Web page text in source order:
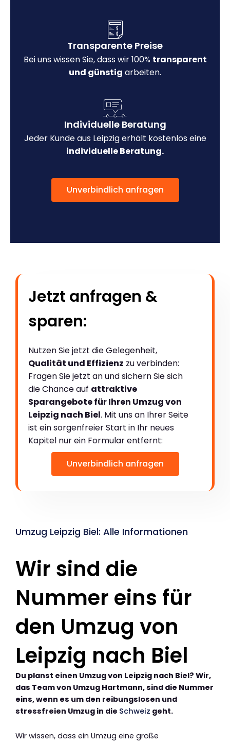
Transparente Preise
Bei uns wissen Sie, dass wir 100% transparent
und günstig arbeiten.
Individuelle Beratung
Jeder Kunde aus Leipzig erhält kostenlos eine
individuelle Beratung.
Unverbindlich anfragen
Jetzt anfragen &
sparen:
Nutzen Sie jetzt die Gelegenheit,
Qualität und Effizienz zu verbinden:
Fragen Sie jetzt an und sichern Sie sich
die Chance auf attraktive
Sparangebote für Ihren Umzug von
Leipzig nach Biel. Mit uns an Ihrer Seite
ist ein sorgenfreier Start in Ihr neues
Kapitel nur ein Formular entfernt:
Unverbindlich anfragen
Umzug Leipzig Biel: Alle Informationen
Wir sind die
Nummer eins für
den Umzug von
Leipzig nach Biel
Du planst einen Umzug von Leipzig nach Biel? Wir,
das Team von Umzug Hartmann, sind die Nummer
eins, wenn es um den reibungslosen und
stressfreien Umzug in die Schweiz geht.
Wir wissen, dass ein Umzug eine große